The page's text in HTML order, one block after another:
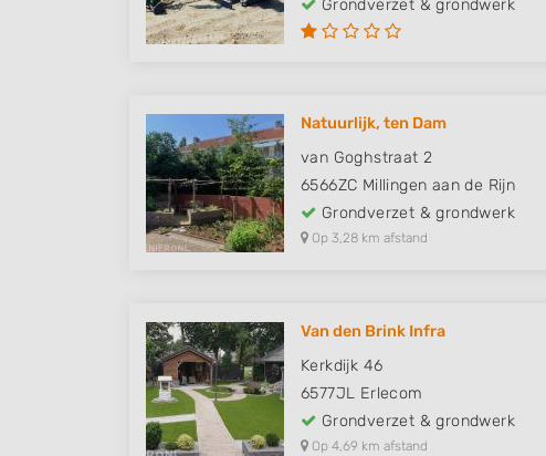
Grondverzet & grondwerk
Natuurlijk, ten Dam
van Goghstraat 2
6566ZC Millingen aan de Rijn
Grondverzet & grondwerk
Op 3,28 km afstand
Van den Brink Infra
Kerkdijk 46
6577JL Erlecom
Grondverzet & grondwerk
Op 4,69 km afstand